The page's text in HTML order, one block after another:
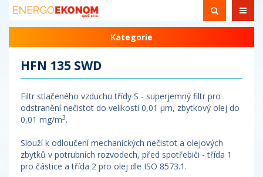
Kategorie
HFN 135 SWD
Filtr stlačeného vzduchu třídy S - superjemný filtr pro
odstranění nečistot do velikosti 0,01 µm, zbytkový olej do
0,01 mg/m3.
Slouží k odloučení mechanických nečistot a olejových
zbytků v potrubních rozvodech, před spotřebiči - třída 1
pro částice a třída 2 pro olej dle ISO 8573.1.